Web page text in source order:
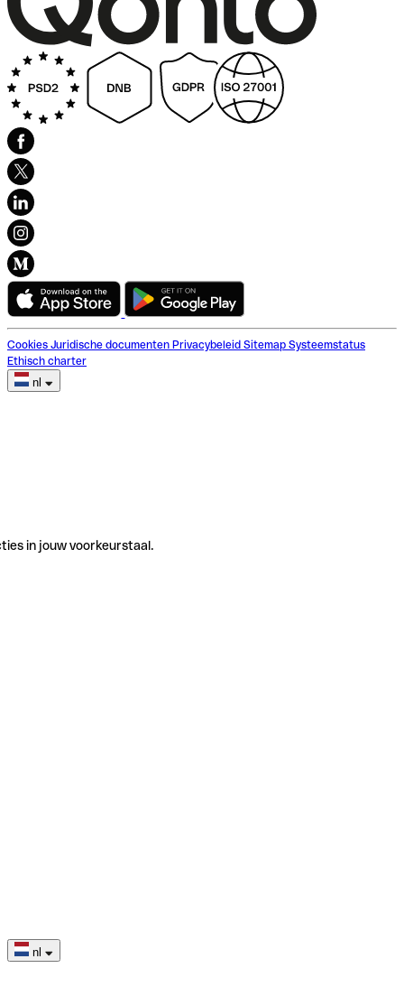
Cookies Juridische documenten Privacybeleid Sitemap Systeemstatus
Ethisch charter
nl
in jouw voorkeurstaal.
nl